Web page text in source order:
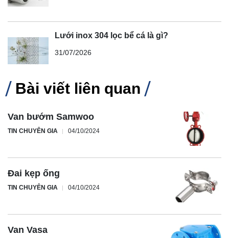
Lưới inox 304 lọc bể cá là gì?
31/07/2026
Bài viết liên quan
Van bướm Samwoo
TIN CHUYÊN GIA 04/10/2024
Đai kẹp ống
TIN CHUYÊN GIA 04/10/2024
Van Vasa